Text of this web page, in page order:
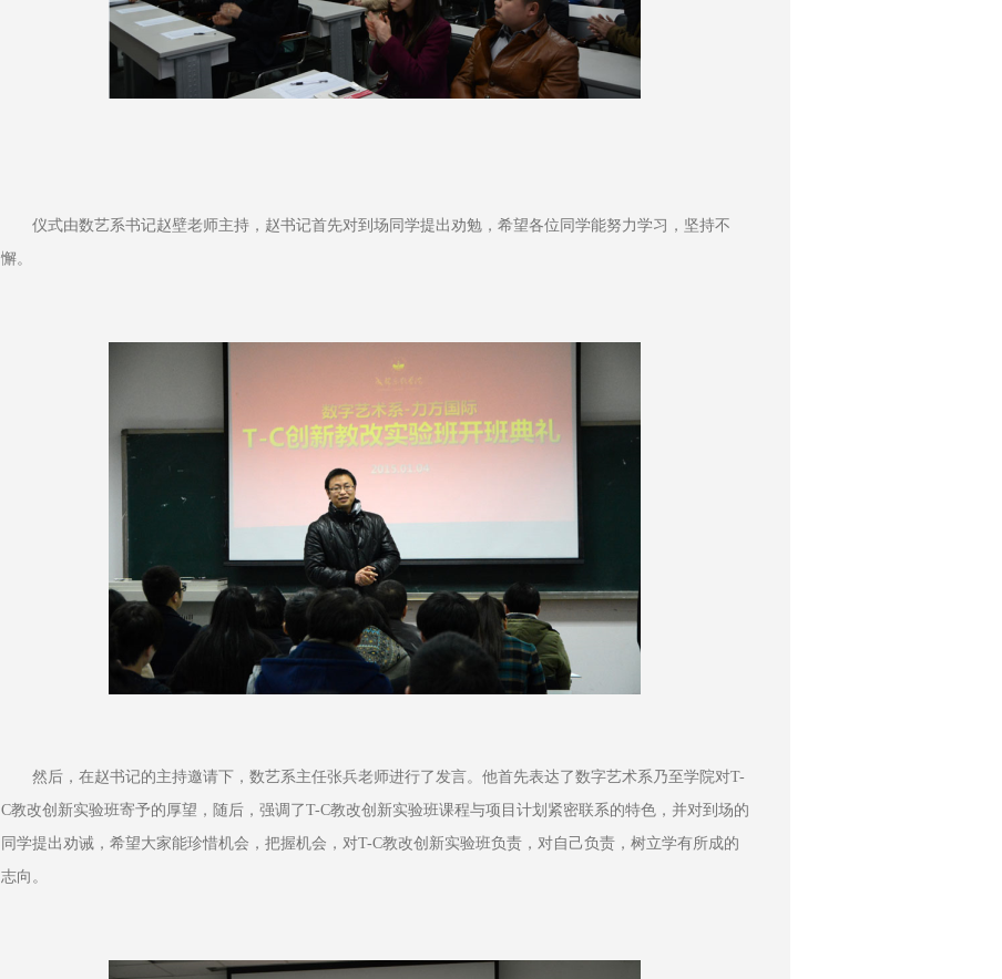
仪式由数艺系书记赵壁老师主持，赵书记首先对到场同学提出劝勉，希望各位同学能努力学习，坚持不
懈。
然后，在赵书记的主持邀请下，数艺系主任张兵老师进行了发言。他首先表达了数字艺术系乃至学院对T-
C教改创新实验班寄予的厚望，随后，强调了T-C教改创新实验班课程与项目计划紧密联系的特色，并对到场的
同学提出劝诫，希望大家能珍惜机会，把握机会，对T-C教改创新实验班负责，对自己负责，树立学有所成的
志向。